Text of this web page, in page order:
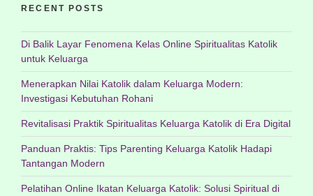
RECENT POSTS
Di Balik Layar Fenomena Kelas Online Spiritualitas Katolik
untuk Keluarga
Menerapkan Nilai Katolik dalam Keluarga Modern:
Investigasi Kebutuhan Rohani
Revitalisasi Praktik Spiritualitas Keluarga Katolik di Era Digital
Panduan Praktis: Tips Parenting Keluarga Katolik Hadapi
Tantangan Modern
Pelatihan Online Ikatan Keluarga Katolik: Solusi Spiritual di